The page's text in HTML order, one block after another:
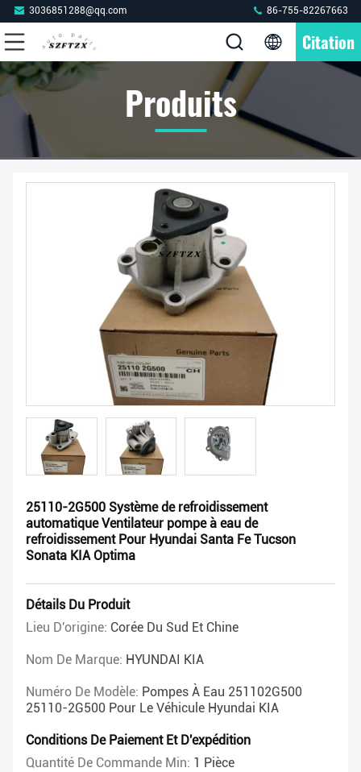
3036851288@qq.com 86-755-82267663
Citation
Produits
25110-2G500 Système de refroidissement
automatique Ventilateur pompe à eau de
refroidissement Pour Hyundai Santa Fe Tucson
Sonata KIA Optima
Détails Du Produit
Lieu D'origine: Corée Du Sud Et Chine
Nom De Marque: HYUNDAI KIA
Numéro De Modèle: Pompes À Eau 251102G500
25110-2G500 Pour Le Véhicule Hyundai KIA
Conditions De Paiement Et D'expédition
Quantité De Commande Min: 1 Pièce